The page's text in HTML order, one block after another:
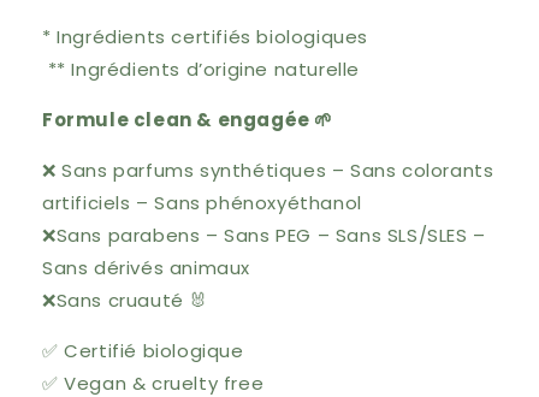
* Ingrédients certifiés biologiques
**Ingrédients d’origine naturelle
Formule clean & engagée 🌱
❌ Sans parfums synthétiques – Sans colorants
artificiels – Sans phénoxyéthanol
❌Sans parabens – Sans PEG – Sans SLS/SLES –
Sans dérivés animaux
❌Sans cruauté 🐰
✅ Certifié biologique
✅Vegan & cruelty free